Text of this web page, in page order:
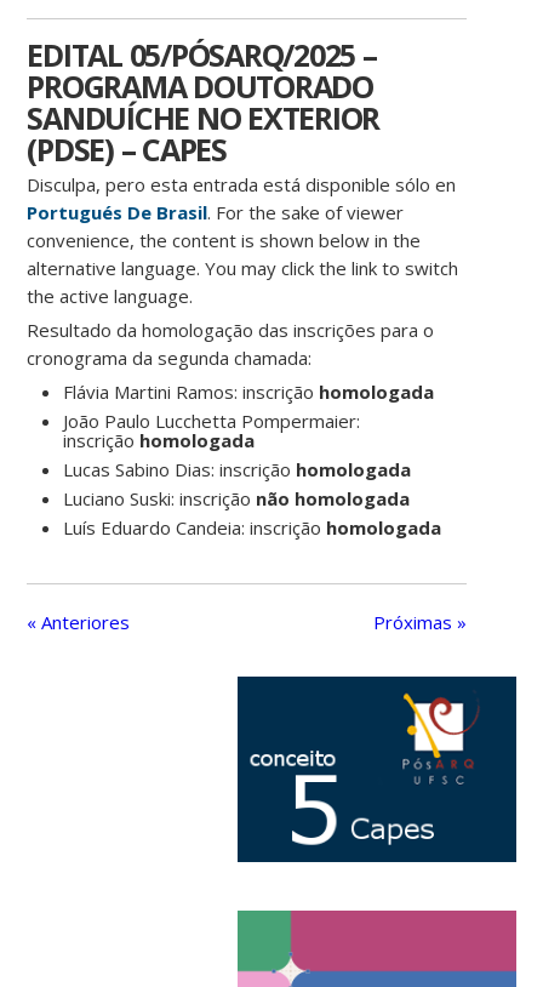
EDITAL 05/PÓSARQ/2025 –
PROGRAMA DOUTORADO
SANDUÍCHE NO EXTERIOR
(PDSE) – CAPES
Disculpa, pero esta entrada está disponible sólo en
Portugués De Brasil. For the sake of viewer
convenience, the content is shown below in the
alternative language. You may click the link to switch
the active language.
Resultado da homologação das inscrições para o
cronograma da segunda chamada:
Flávia Martini Ramos: inscrição homologada
João Paulo Lucchetta Pompermaier:
inscrição homologada
Lucas Sabino Dias: inscrição homologada
Luciano Suski: inscrição não homologada
Luís Eduardo Candeia: inscrição homologada
« Anteriores Próximas »